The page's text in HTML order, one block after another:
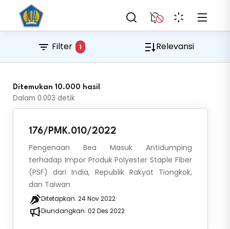
Filter 1 Relevansi
Ditemukan 10.000 hasil
Dalam 0.003 detik
176/PMK.010/2022
Pengenaan Bea Masuk Antidumping
terhadap Impor Produk Polyester Staple Fiber
(PSF) dari India, Republik Rakyat Tiongkok,
dan Taiwan
Ditetapkan: 24 Nov 2022
Diundangkan: 02 Des 2022